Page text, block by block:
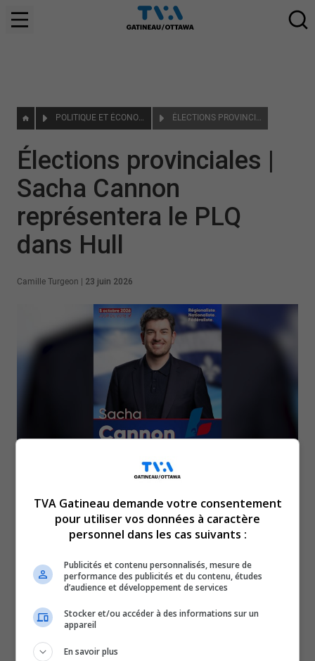
POLITIQUE ET ÉCONOMIE ÉLECTIONS PROVINCIALES | SACHA CANNON REPRÉSENTERA LE PLQ DANS HULL
Élections provinciales |
Sacha Cannon
représentera le PLQ
dans Hull
Camille Turgeon 23 juin 2026
Parti libéral du Québec dans la circonscription
de Hull en vue des élections provinciales de
Lawrence Cannon, il fait à son tour le saut en
fait l’annonce hier soir à Hull, après avoir
dévoilé plus tôt la candidature
TVA Gatineau demande votre consentement
pour utiliser vos données à caractère
personnel dans les cas suivants :
Publicités et contenu personnalisés, mesure de
performance des publicités et du contenu, études
d’audience et développement de services
Stocker et/ou accéder à des informations sur un
appareil
En savoir plus